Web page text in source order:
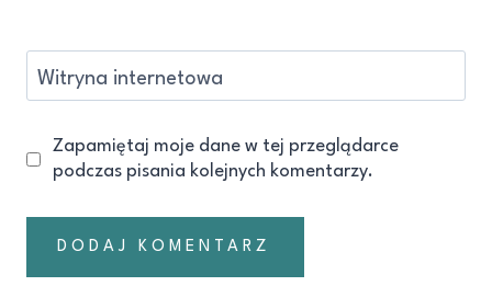
Witryna internetowa
Zapamiętaj moje dane w tej przeglądarce
podczas pisania kolejnych komentarzy.